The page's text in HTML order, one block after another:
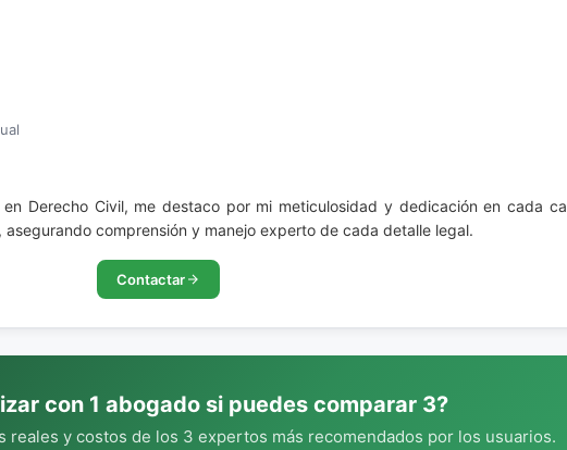
Derecho Civil, me destaco por mi meticulosidad y dedicación en cada
comprensión y manejo experto de cada detalle legal.
Contactar
con 1 abogado si puedes comparar 3?
reales y costos de los 3 expertos más recomendados por los usuarios.